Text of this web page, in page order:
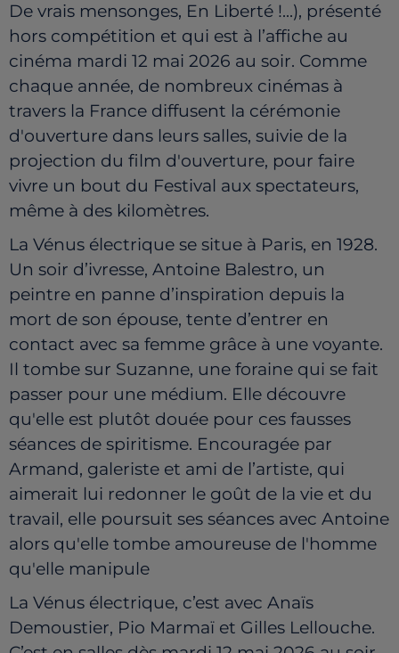
De vrais mensonges, En Liberté !...), présenté
hors compétition et qui est à l’affiche au
cinéma mardi 12 mai 2026 au soir. Comme
chaque année, de nombreux cinémas à
travers la France diffusent la cérémonie
d'ouverture dans leurs salles, suivie de la
projection du film d'ouverture, pour faire
vivre un bout du Festival aux spectateurs,
même à des kilomètres.
La Vénus électrique se situe à Paris, en 1928.
Un soir d’ivresse, Antoine Balestro, un
peintre en panne d’inspiration depuis la
mort de son épouse, tente d’entrer en
contact avec sa femme grâce à une voyante.
Il tombe sur Suzanne, une foraine qui se fait
passer pour une médium. Elle découvre
qu'elle est plutôt douée pour ces fausses
séances de spiritisme. Encouragée par
Armand, galeriste et ami de l’artiste, qui
aimerait lui redonner le goût de la vie et du
travail, elle poursuit ses séances avec Antoine
alors qu'elle tombe amoureuse de l'homme
qu'elle manipule
La Vénus électrique, c’est avec Anaïs
Demoustier, Pio Marmaï et Gilles Lellouche.